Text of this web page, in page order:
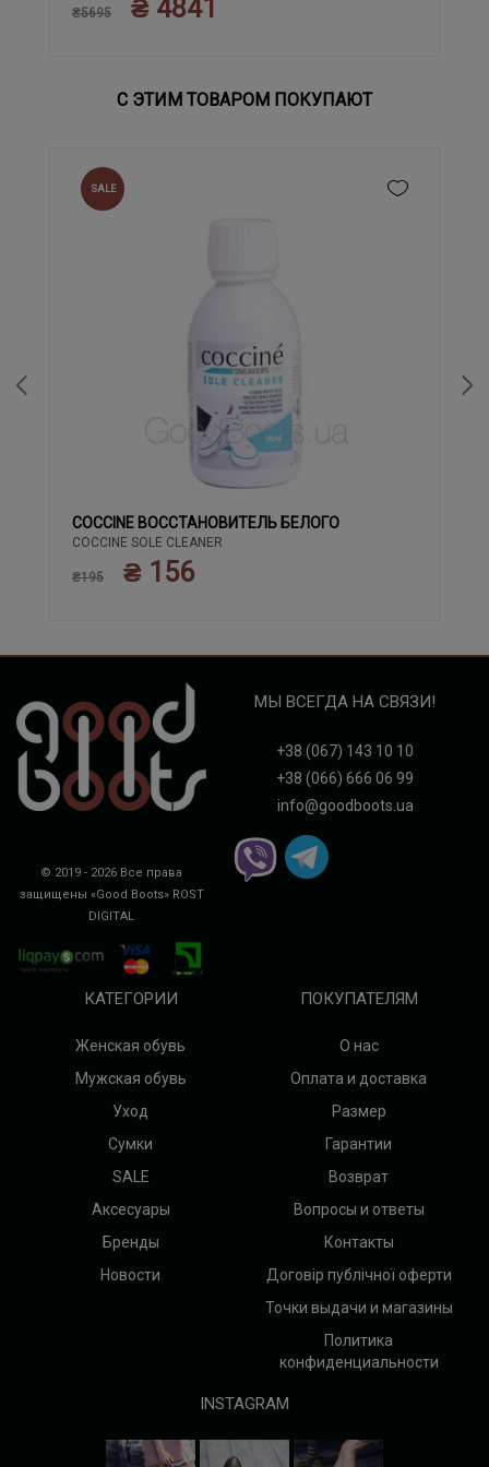
₴5695 ₴ 4841
С ЭТИМ ТОВАРОМ ПОКУПАЮТ
SALE
COCCINE ВОССТАНОВИТЕЛЬ БЕЛОГО
COCCINE SOLE CLEANER
₴195 ₴ 156
© 2019 - 2026 Все права
защищены «Good Boots» ROST
DIGITAL
МЫ ВСЕГДА НА СВЯЗИ!
+38 (067) 143 10 10
+38 (066) 666 06 99
info@goodboots.ua
КАТЕГОРИИ
Женская обувь
Мужская обувь
Уход
Сумки
SALE
Аксесуары
Бренды
Новости
ПОКУПАТЕЛЯМ
О нас
Оплата и доставка
Размер
Гарантии
Возврат
Вопросы и ответы
Контакты
Договір публічної оферти
Точки выдачи и магазины
Политика
конфиденциальности
INSTAGRAM